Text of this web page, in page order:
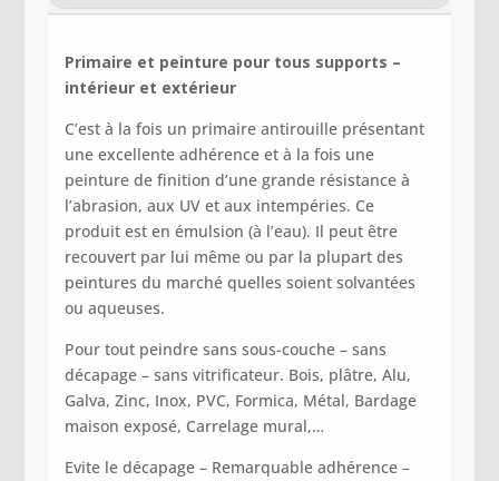
Primaire et peinture pour tous supports –
intérieur et extérieur
C’est à la fois un primaire antirouille présentant
une excellente adhérence et à la fois une
peinture de finition d’une grande résistance à
l’abrasion, aux UV et aux intempéries. Ce
produit est en émulsion (à l’eau). Il peut être
recouvert par lui même ou par la plupart des
peintures du marché quelles soient solvantées
ou aqueuses.
Pour tout peindre sans sous-couche – sans
décapage – sans vitrificateur. Bois, plâtre, Alu,
Galva, Zinc, Inox, PVC, Formica, Métal, Bardage
maison exposé, Carrelage mural,…
Evite le décapage – Remarquable adhérence –